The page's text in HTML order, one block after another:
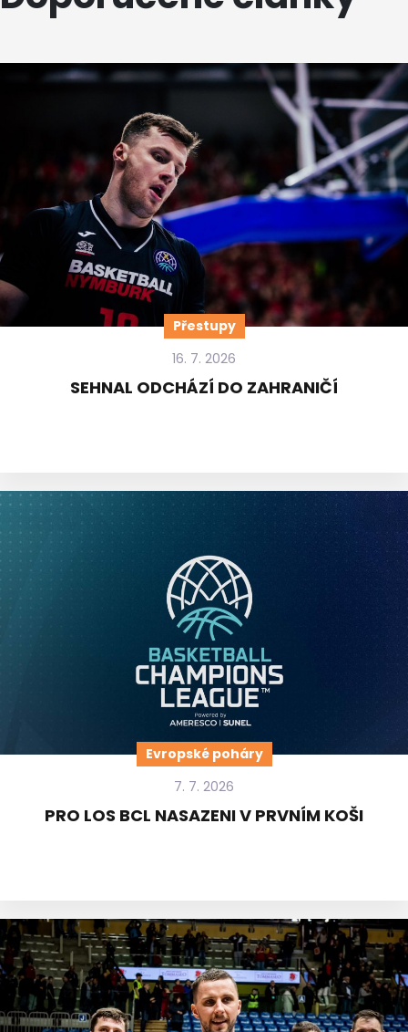
Přestupy
16. 7. 2026
SEHNAL ODCHÁZÍ DO ZAHRANIČÍ
Evropské poháry
7. 7. 2026
PRO LOS BCL NASAZENI V PRVNÍM KOŠI